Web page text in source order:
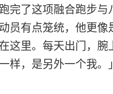
完了这项融合跑步
员有点笼统，他更
这里。每天出门，
样，是另外一个我